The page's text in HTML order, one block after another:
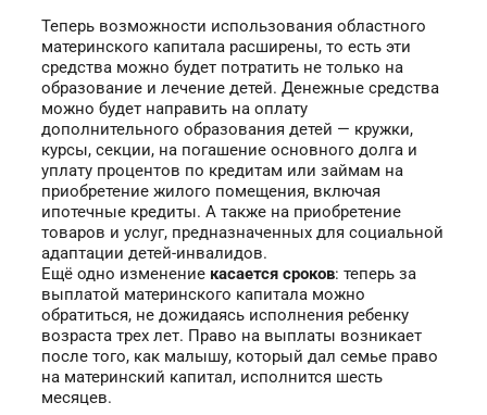
Теперь возможности использования областного
материнского капитала расширены, то есть эти
средства можно будет потратить не только на
образование и лечение детей. Денежные средства
можно будет направить на оплату
дополнительного образования детей — кружки,
курсы, секции, на погашение основного долга и
уплату процентов по кредитам или займам на
приобретение жилого помещения, включая
ипотечные кредиты. А также на приобретение
товаров и услуг, предназначенных для социальной
адаптации детей-инвалидов.
Ещё одно изменение касается сроков: теперь за
выплатой материнского капитала можно
обратиться, не дожидаясь исполнения ребенку
возраста трех лет. Право на выплаты возникает
после того, как малышу, который дал семье право
на материнский капитал, исполнится шесть
месяцев.